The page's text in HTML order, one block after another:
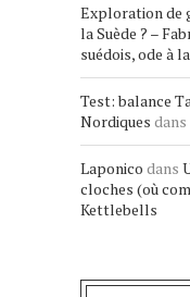
Exploration de
la Suède ? –
suédois, ode à
Test: balance
Nordiques dans
Laponico dans
cloches (où
Kettlebells